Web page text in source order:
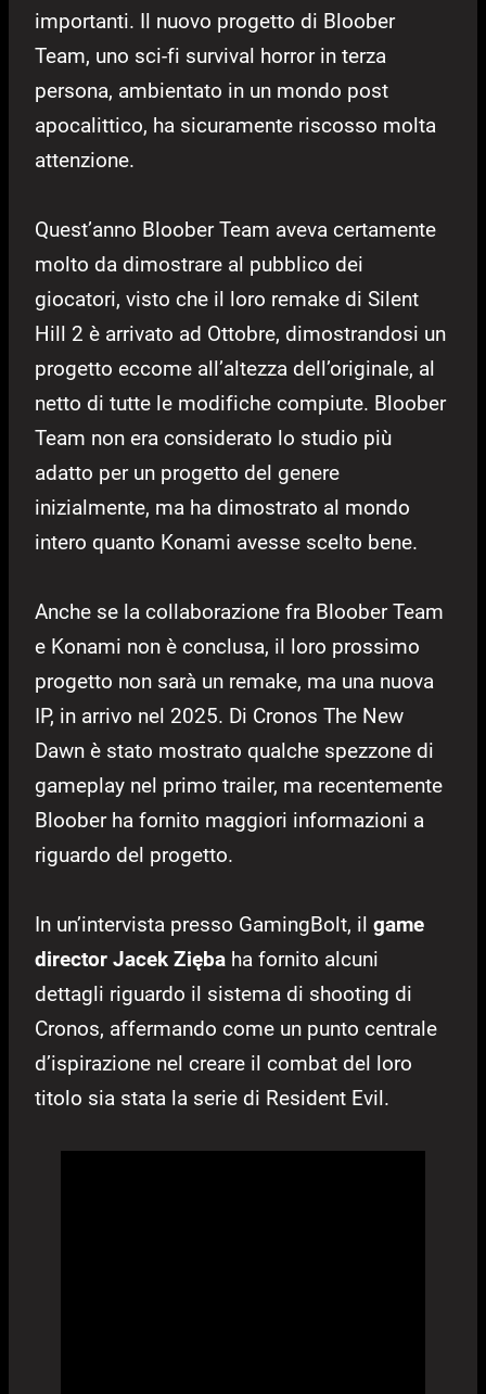
importanti. Il nuovo progetto di Bloober
Team, uno sci-fi survival horror in terza
persona, ambientato in un mondo post
apocalittico, ha sicuramente riscosso molta
attenzione.
Quest’anno Bloober Team aveva certamente
molto da dimostrare al pubblico dei
giocatori, visto che il loro remake di Silent
Hill 2 è arrivato ad Ottobre, dimostrandosi un
progetto eccome all’altezza dell’originale, al
netto di tutte le modifiche compiute. Bloober
Team non era considerato lo studio più
adatto per un progetto del genere
inizialmente, ma ha dimostrato al mondo
intero quanto Konami avesse scelto bene.
Anche se la collaborazione fra Bloober Team
e Konami non è conclusa, il loro prossimo
progetto non sarà un remake, ma una nuova
IP, in arrivo nel 2025. Di Cronos The New
Dawn è stato mostrato qualche spezzone di
gameplay nel primo trailer, ma recentemente
Bloober ha fornito maggiori informazioni a
riguardo del progetto.
In un’intervista presso GamingBolt, il game
director Jacek Zięba ha fornito alcuni
dettagli riguardo il sistema di shooting di
Cronos, affermando come un punto centrale
d’ispirazione nel creare il combat del loro
titolo sia stata la serie di Resident Evil.